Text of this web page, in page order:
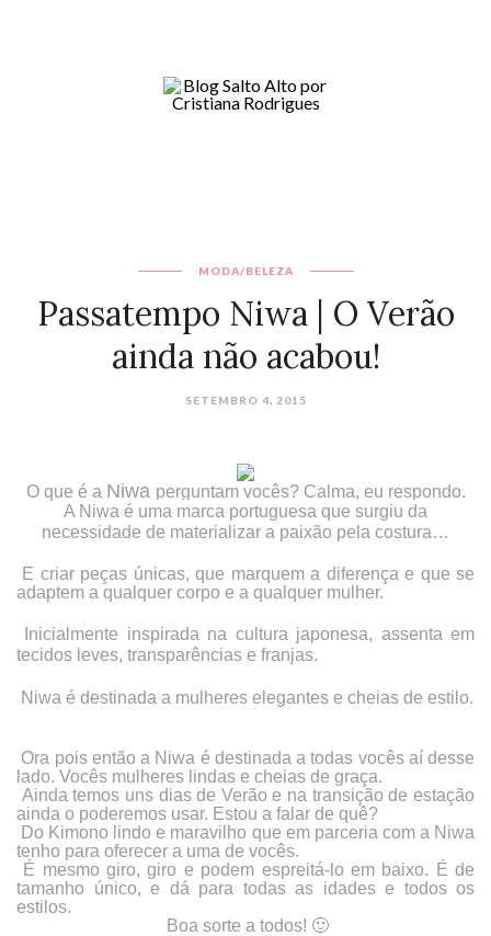
MODA/BELEZA
Passatempo Niwa | O Verão
ainda não acabou!
SETEMBRO 4, 2015
O que é a Niwa perguntam vocês? Calma, eu respondo.
A Niwa é uma marca portuguesa que surgiu da
necessidade de materializar a paixão pela costura…
E criar peças únicas, que marquem a diferença e que se
adaptem a qualquer corpo e a qualquer mulher.
Inicialmente inspirada na cultura japonesa, assenta em
tecidos leves, transparências e franjas.
Niwa é destinada a mulheres elegantes e cheias de estilo.
Ora pois então a Niwa é destinada a todas vocês aí desse
lado. Vocês mulheres lindas e cheias de graça.
Ainda temos uns dias de Verão e na transição de estação
ainda o poderemos usar. Estou a falar de quê?
Do Kimono lindo e maravilho que em parceria com a Niwa
tenho para oferecer a uma de vocês.
É mesmo giro, giro e podem espreitá-lo em baixo. É de
tamanho único, e dá para todas as idades e todos os
estilos.
Boa sorte a todos! 🙂